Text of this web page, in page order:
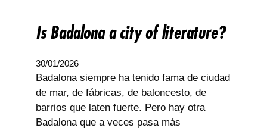
Is Badalona a city of literature?
30/01/2026
Badalona siempre ha tenido fama de ciudad
de mar, de fábricas, de baloncesto, de
barrios que laten fuerte. Pero hay otra
Badalona que a veces pasa más